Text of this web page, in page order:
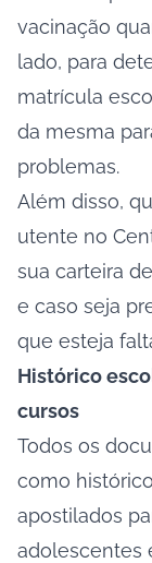
vacinação
lado, para
matrícula
da mesma
problemas.
Além disso,
utente no
sua carteira
e caso seja
que esteja
Histórico
cursos
Todos os
como
apostilados
adolescentes